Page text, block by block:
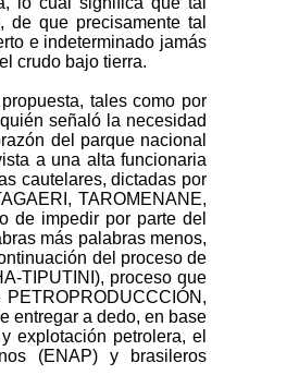
que precisamente tal
e indeterminado jamás
crudo bajo tierra.
tales como por
señaló la necesidad
del parque nacional
a una alta funcionaria
cautelares, dictadas por
TAROMENANE,
de impedir por parte del
más palabras menos,
del proceso de
TIPUTINI), proceso que
entregar a dedo, en base
explotación petrolera, el
(ENAP) y brasileros